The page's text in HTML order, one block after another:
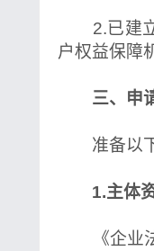
2.已建立
户权益保障
三、申请
准备以下
1.主体资
《企业法